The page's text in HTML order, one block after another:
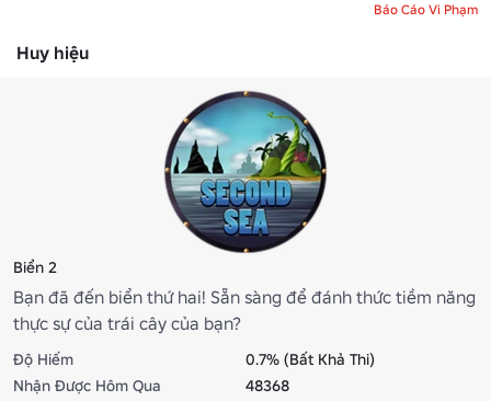
Báo Cáo Vi Phạm
Huy hiệu
Biển 2
Bạn đã đến biển thứ hai! Sẵn sàng để đánh thức tiềm năng
thực sự của trái cây của bạn?
Độ Hiếm
0.7% (Bất Khả Thi)
Nhận Được Hôm Qua
48368